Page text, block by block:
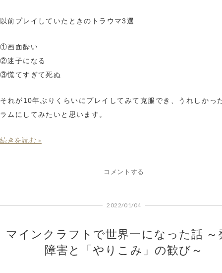
以前プレイしていたときのトラウマ3選
①画面酔い
②迷子になる
③慌てすぎて死ぬ
それが10年ぶりくらいにプレイしてみて克服でき、うれしかっ
ラムにしてみたいと思います。
続きを読む »
コメントする
2022/01/04
マインクラフトで世界一になった話 ～
障害と「やりこみ」の歓び～